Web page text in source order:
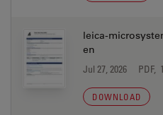
leica-
en
Jul 27, 2026 PDF,
DOWNLOAD